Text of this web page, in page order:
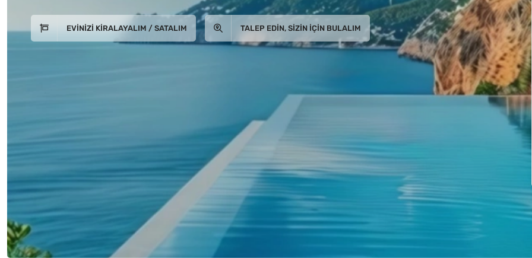
EVINIZI KIRALAYALIM / SATALIM TALEP EDIN, SIZIN İÇIN BULALIM